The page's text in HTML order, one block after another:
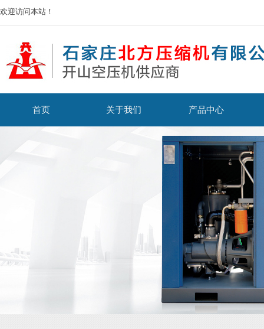
欢迎访问本站！
首页 关于我们 产品中心